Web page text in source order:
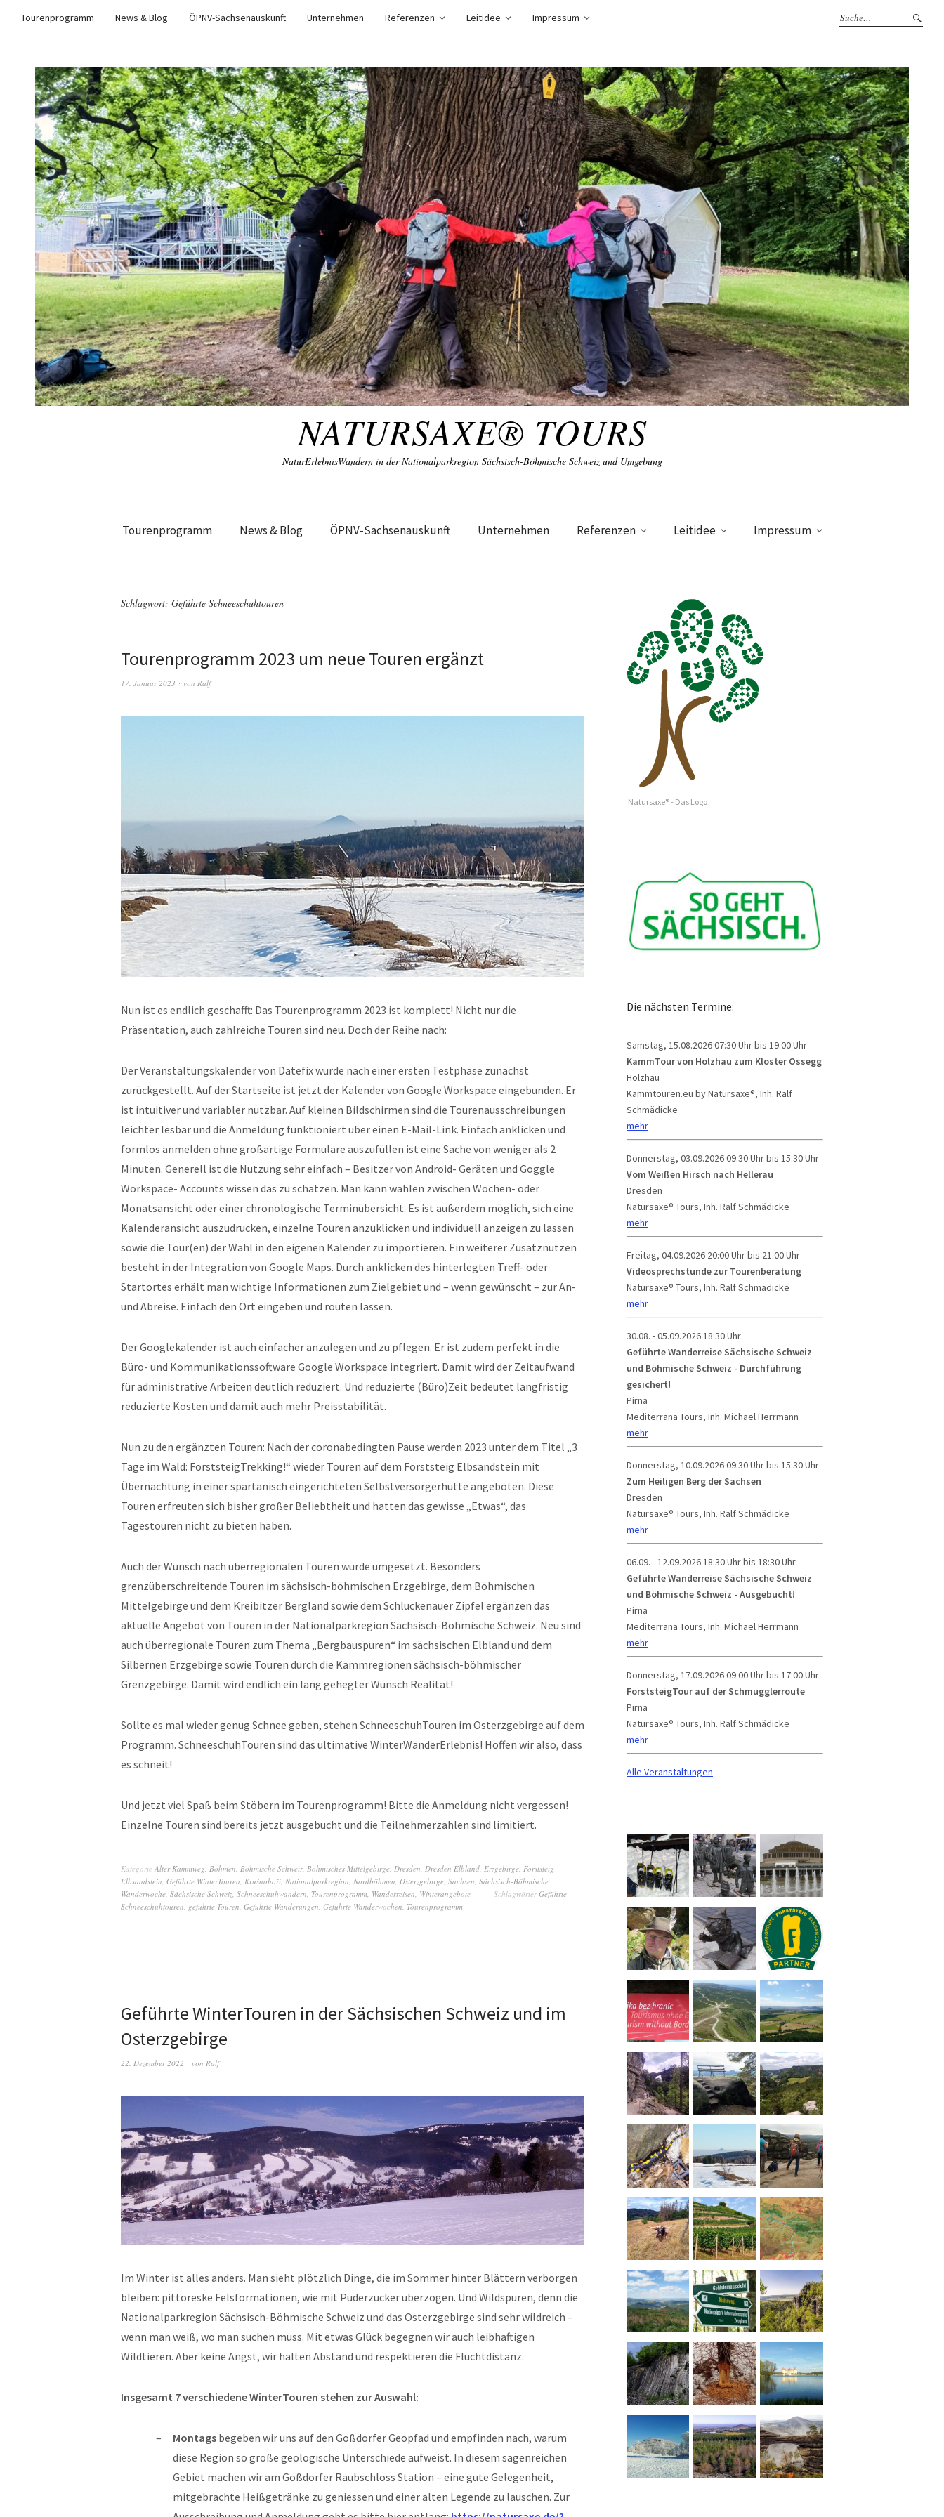
Tourenprogramm News & Blog ÖPNV-Sachsenauskunft Unternehmen Referenzen Leitidee Impressum
NATURSAXE® TOURS
NaturErlebnisWandern in der Nationalparkregion Sächsisch-Böhmische Schweiz und Umgebung
Tourenprogramm News & Blog ÖPNV-Sachsenauskunft Unternehmen Referenzen Leitidee Impressum
Schlagwort: Geführte Schneeschuhtouren
Tourenprogramm 2023 um neue Touren ergänzt
17. Januar 2023 von Ralf
Nun ist es endlich geschafft: Das Tourenprogramm 2023 ist komplett! Nicht nur die
Präsentation, auch zahlreiche Touren sind neu. Doch der Reihe nach:
Der Veranstaltungskalender von Datefix wurde nach einer ersten Testphase zunächst
zurückgestellt. Auf der Startseite ist jetzt der Kalender von Google Workspace eingebunden. Er
ist intuitiver und variabler nutzbar. Auf kleinen Bildschirmen sind die Tourenausschreibungen
leichter lesbar und die Anmeldung funktioniert über einen E-Mail-Link. Einfach anklicken und
formlos anmelden ohne großartige Formulare auszufüllen ist eine Sache von weniger als 2
Minuten. Generell ist die Nutzung sehr einfach – Besitzer von Android- Geräten und Goggle
Workspace- Accounts wissen das zu schätzen. Man kann wählen zwischen Wochen- oder
Monatsansicht oder einer chronologische Terminübersicht. Es ist außerdem möglich, sich eine
Kalenderansicht auszudrucken, einzelne Touren anzuklicken und individuell anzeigen zu lassen
sowie die Tour(en) der Wahl in den eigenen Kalender zu importieren. Ein weiterer Zusatznutzen
besteht in der Integration von Google Maps. Durch anklicken des hinterlegten Treff- oder
Startortes erhält man wichtige Informationen zum Zielgebiet und – wenn gewünscht – zur An-
und Abreise. Einfach den Ort eingeben und routen lassen.
Der Googlekalender ist auch einfacher anzulegen und zu pflegen. Er ist zudem perfekt in die
Büro- und Kommunikationssoftware Google Workspace integriert. Damit wird der Zeitaufwand
für administrative Arbeiten deutlich reduziert. Und reduzierte (Büro)Zeit bedeutet langfristig
reduzierte Kosten und damit auch mehr Preisstabilität.
Nun zu den ergänzten Touren: Nach der coronabedingten Pause werden 2023 unter dem Titel „3
Tage im Wald: ForststeigTrekking!“ wieder Touren auf dem Forststeig Elbsandstein mit
Übernachtung in einer spartanisch eingerichteten Selbstversorgerhütte angeboten. Diese
Touren erfreuten sich bisher großer Beliebtheit und hatten das gewisse „Etwas“, das
Tagestouren nicht zu bieten haben.
Auch der Wunsch nach überregionalen Touren wurde umgesetzt. Besonders
grenzüberschreitende Touren im sächsisch-böhmischen Erzgebirge, dem Böhmischen
Mittelgebirge und dem Kreibitzer Bergland sowie dem Schluckenauer Zipfel ergänzen das
aktuelle Angebot von Touren in der Nationalparkregion Sächsisch-Böhmische Schweiz. Neu sind
auch überregionale Touren zum Thema „Bergbauspuren“ im sächsischen Elbland und dem
Silbernen Erzgebirge sowie Touren durch die Kammregionen sächsisch-böhmischer
Grenzgebirge. Damit wird endlich ein lang gehegter Wunsch Realität!
Sollte es mal wieder genug Schnee geben, stehen SchneeschuhTouren im Osterzgebirge auf dem
Programm. SchneeschuhTouren sind das ultimative WinterWanderErlebnis! Hoffen wir also, dass
es schneit!
Und jetzt viel Spaß beim Stöbern im Tourenprogramm! Bitte die Anmeldung nicht vergessen!
Einzelne Touren sind bereits jetzt ausgebucht und die Teilnehmerzahlen sind limitiert.
Kategorie Alter Kammweg Böhmen Böhmische Schweiz Böhmisches Mittelgebirge Dresden Dresden Elbland Erzgebirge Forststeig
Elbsandstein Geführte WinterTouren Krušnohoří, Nationalparkregion Nordböhmen Osterzgebirge Sachsen Sächsisch-Böhmische
Wanderwoche Sächsische Schweiz Schneeschuhwandern Tourenprogramm Wanderreisen Winterangebote SchlagwörterGeführte
Schneeschuhtouren geführte Touren Geführte Wanderungen Geführte Wanderwochen Tourenprogramm
Geführte WinterTouren in der Sächsischen Schweiz und im
Osterzgebirge
22. Dezember 2022 von Ralf
Im Winter ist alles anders. Man sieht plötzlich Dinge, die im Sommer hinter Blättern verborgen
bleiben: pittoreske Felsformationen, wie mit Puderzucker überzogen. Und Wildspuren, denn die
Nationalparkregion Sächsisch-Böhmische Schweiz und das Osterzgebirge sind sehr wildreich –
wenn man weiß, wo man suchen muss. Mit etwas Glück begegnen wir auch leibhaftigen
Wildtieren. Aber keine Angst, wir halten Abstand und respektieren die Fluchtdistanz.
Insgesamt 7 verschiedene WinterTouren stehen zur Auswahl:
Montags begeben wir uns auf den Goßdorfer Geopfad und empfinden nach, warum
diese Region so große geologische Unterschiede aufweist. In diesem sagenreichen
Gebiet machen wir am Goßdorfer Raubschloss Station – eine gute Gelegenheit,
mitgebrachte Heißgetränke zu geniessen und einer alten Legende zu lauschen. Zur
Natursaxe® - Das Logo
Die nächsten Termine:
Samstag, 15.08.202607:30 Uhr bis 19:00 Uhr
KammTour von Holzhau zum Kloster Ossegg
Holzhau
Kammtouren.eu by Natursaxe®, Inh. Ralf
Schmädicke
mehr
Donnerstag, 03.09.202609:30 Uhr bis 15:30 Uhr
Vom Weißen Hirsch nach Hellerau
Dresden
Natursaxe® Tours, Inh. Ralf Schmädicke
mehr
Freitag, 04.09.2026 20:00 Uhr bis 21:00 Uhr
Videosprechstunde zur Tourenberatung
Natursaxe® Tours, Inh. Ralf Schmädicke
mehr
30.08. - 05.09.202618:30 Uhr
Geführte Wanderreise Sächsische Schweiz
und Böhmische Schweiz - Durchführung
gesichert!
Pirna
Mediterrana Tours, Inh. Michael Herrmann
mehr
Donnerstag, 10.09.202609:30 Uhr bis 15:30 Uhr
Zum Heiligen Berg der Sachsen
Dresden
Natursaxe® Tours, Inh. Ralf Schmädicke
mehr
06.09. - 12.09.202618:30 Uhr bis 18:30 Uhr
Geführte Wanderreise Sächsische Schweiz
und Böhmische Schweiz - Ausgebucht!
Pirna
Mediterrana Tours, Inh. Michael Herrmann
mehr
Donnerstag, 17.09.202609:00 Uhr bis 17:00 Uhr
ForststeigTour auf der Schmugglerroute
Pirna
Natursaxe® Tours, Inh. Ralf Schmädicke
mehr
Alle Veranstaltungen